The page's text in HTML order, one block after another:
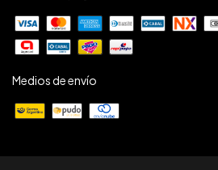
Medios de envío